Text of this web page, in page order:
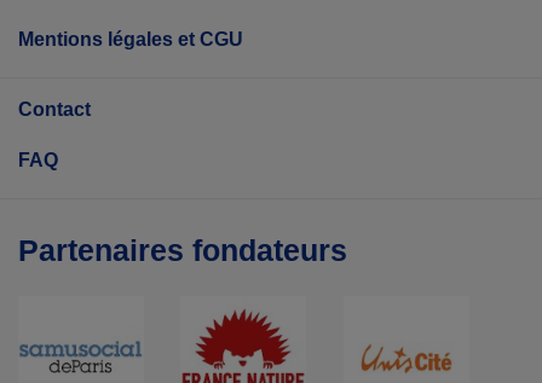
Mentions légales et CGU
Contact
FAQ
Partenaires fondateurs